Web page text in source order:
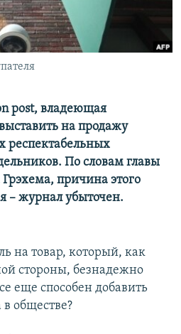
STANDARTLARIMIZ
post, владеющая
на продажу
респектабельных
По словам главы
причина этого
– журнал убыточен.
на товар, который, как
стороны, безнадежно
еще способен добавить
в обществе?